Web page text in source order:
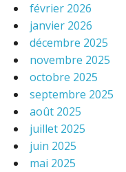
février 2026
janvier 2026
décembre 2025
novembre 2025
octobre 2025
septembre 2025
août 2025
juillet 2025
juin 2025
mai 2025